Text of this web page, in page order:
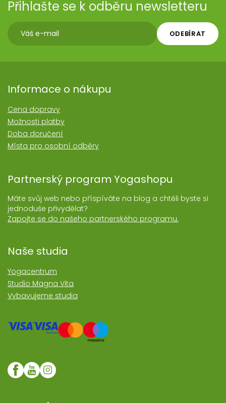
Přihlašte se k odběru newsletteru
ODEBÍRAT
Informace o nákupu
Cena dopravy
Možnosti platby
Doba doručení
Místa pro osobní odběry
Partnerský program Yogashopu
Máte svůj web nebo příspíváte na blog a chtěli byste si
jednoduše přivydělat?
Zapojte se do našeho partnerského programu.
Naše studia
Yogacentrum
Studio Magna Vita
Vybavujeme studia